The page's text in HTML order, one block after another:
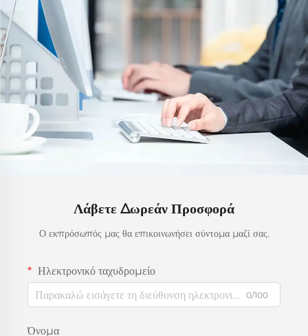
Λάβετε Δωρεάν Προσφορά
Ο εκπρόσωπός μας θα επικοινωνήσει σύντομα μαζί σας.
Ηλεκτρονικό ταχυδρομείο
0/100
Όνομα